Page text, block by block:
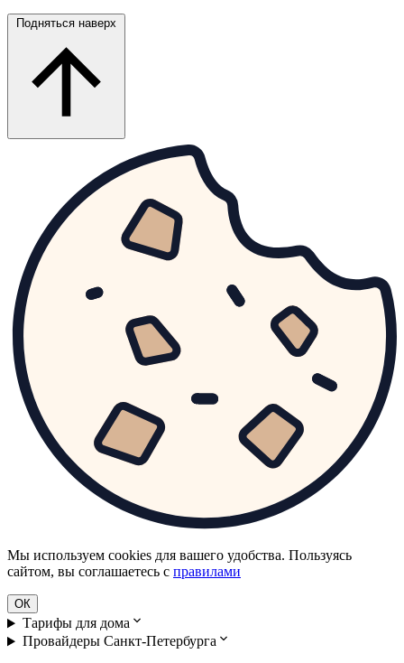
Мы используем cookies для вашего удобства. Пользуясь
сайтом, вы соглашаетесь с правилами
ОК
Тарифы для дома
Провайдеры Санкт-Петербурга